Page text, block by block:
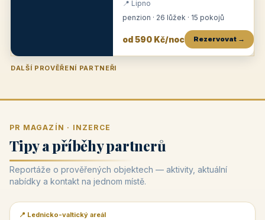
📍 Lipno
penzion · 26 lůžek · 15 pokojů
od 590 Kč/noc Rezervovat →
DALŠÍ PROVĚŘENÍ PARTNEŘI
Penzion U Zámku Pension Faber
PR MAGAZÍN · INZERCE
Tipy a příběhy partnerů
Reportáže o prověřených objektech — aktivity, aktuální
nabídky a kontakt na jednom místě.
📰 PR článek
📍 Lednicko-valtický areál